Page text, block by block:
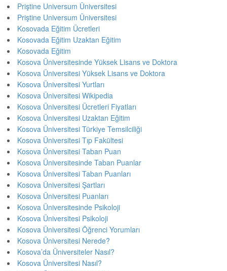
Priştine Universum Üniversitesi
Priştine Universum Üniversitesi
Kosovada Eğitim Ücretleri
Kosovada Eğitim Uzaktan Eğitim
Kosovada Eğitim
Kosova Üniversitesinde Yüksek Lisans ve Doktora
Kosova Üniversitesi Yüksek Lisans ve Doktora
Kosova Üniversitesi Yurtları
Kosova Üniversitesi Wikipedia
Kosova Üniversitesi Ücretleri Fiyatları
Kosova Üniversitesi Uzaktan Eğitim
Kosova Üniversitesi Türkiye Temsilciliği
Kosova Üniversitesi Tıp Fakültesi
Kosova Üniversitesi Taban Puan
Kosova Üniversitesinde Taban Puanlar
Kosova Üniversitesi Taban Puanları
Kosova Üniversitesi Şartları
Kosova Üniversitesi Puanları
Kosova Üniversitesinde Psikoloji
Kosova Üniversitesi Psikoloji
Kosova Üniversitesi Öğrenci Yorumları
Kosova Üniversitesi Nerede?
Kosova’da Üniversiteler Nasıl?
Kosova Üniversitesi Nasıl?